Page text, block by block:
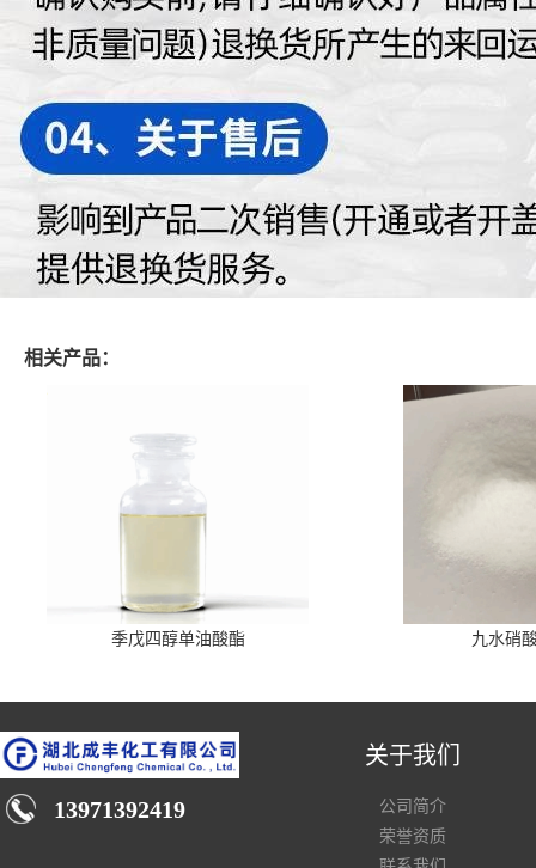
相关产品：
季戊四醇单油酸酯 九水硝
13971392419
关于我们
公司简介
荣誉资质